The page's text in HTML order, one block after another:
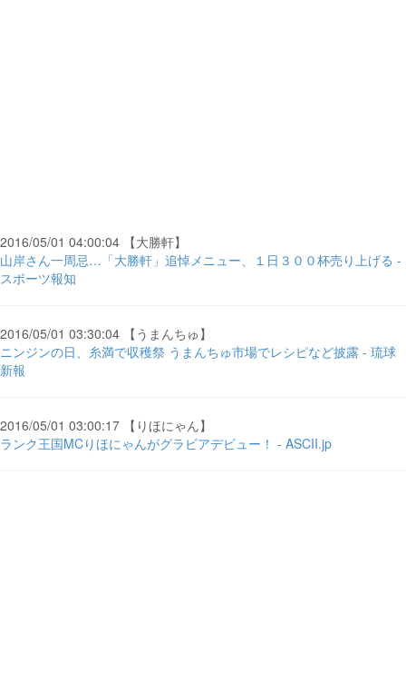
2016/05/01 04:00:04 【大勝軒】
山岸さん一周忌…「大勝軒」追悼メニュー、１日３００杯売り上げる -
スポーツ報知
2016/05/01 03:30:04 【うまんちゅ】
ニンジンの日、糸満で収穫祭 うまんちゅ市場でレシピなど披露 - 琉球
新報
2016/05/01 03:00:17 【りほにゃん】
ランク王国MCりほにゃんがグラビアデビュー！ - ASCII.jp